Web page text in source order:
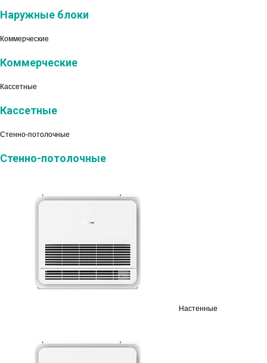
Наружные блоки
Коммерческие
Коммерческие
Кассетные
Кассетные
Стенно-потолочные
Стенно-потолочные
Настенные